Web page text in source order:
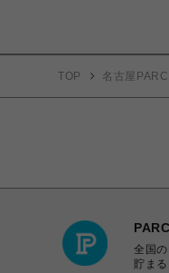
TOP 名古屋
全国
貯ま